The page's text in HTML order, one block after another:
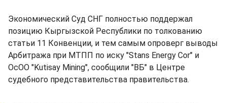
Экономический Суд СНГ полностью поддержал
позицию Кыргызской Республики по толкованию
статьи 11 Конвенции, и тем самым опроверг выводы
Арбитража при МТПП по иску "Stans Energy Cor" и
ОсОО "Kutisay Mining", сообщили "ВБ" в Центре
судебного представительства правительства.